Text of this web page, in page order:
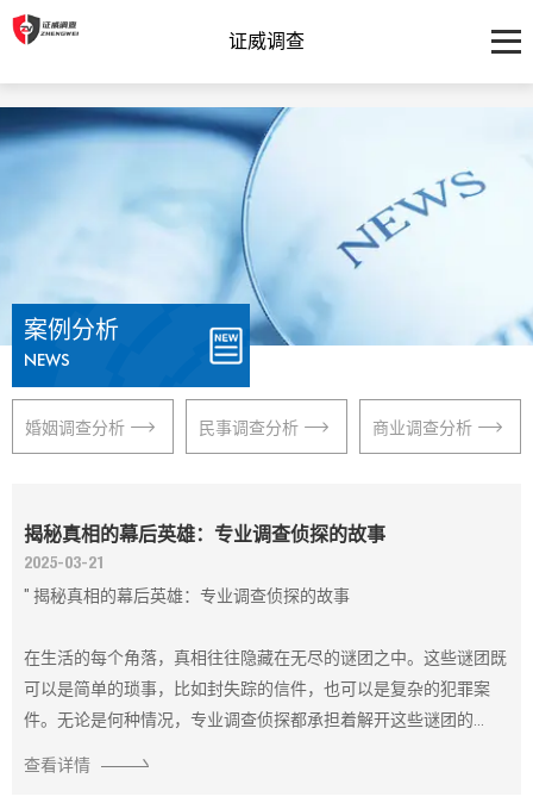
证威调查
案例分析
NEWS
婚姻调查分析 民事调查分析 商业调查分析
揭秘真相的幕后英雄：专业调查侦探的故事
2025-03-21
" 揭秘真相的幕后英雄：专业调查侦探的故事
在生活的每个角落，真相往往隐藏在无尽的谜团之中。这些谜团既
可以是简单的琐事，比如封失踪的信件，也可以是复杂的犯罪案
件。无论是何种情况，专业调查侦探都承担着解开这些谜团的...
查看详情